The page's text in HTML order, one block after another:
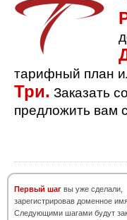
тарифный план
Три. Заказать
предложить вам
Первый шаг вы уже сделали,
зарегистрировав доменное
Следующими шагами будут